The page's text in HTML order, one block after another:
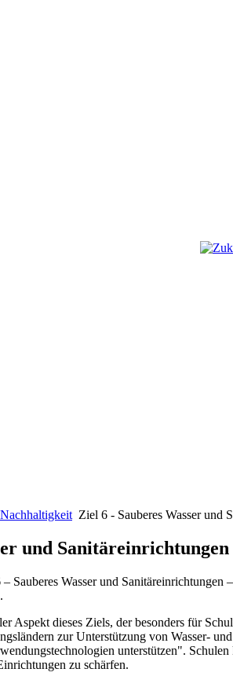
Ziel 6 - Sauberes Wasser und
und Sanitäreinrichtungen
Sauberes Wasser und
Aspekt dieses Ziels, der besonders für
zur Unterstützung von Wasser-
unterstützen".
zu schärfen.